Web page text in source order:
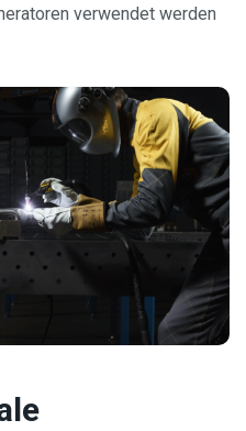
verwendet werden